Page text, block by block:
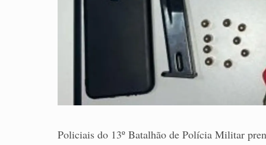
Policiais do 13º Batalhão de Polícia Militar